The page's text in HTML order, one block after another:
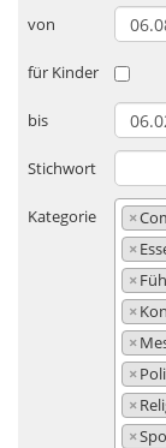
von
für Kinder
bis
Stichwort
Kategorie ×
×
×
×
×
×
×
×